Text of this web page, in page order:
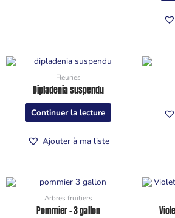
Fleuries
Dipladenia suspendu
Continuer la lecture
Ajouter à ma liste
Arbres fruitiers
Pommier – 3 gallon